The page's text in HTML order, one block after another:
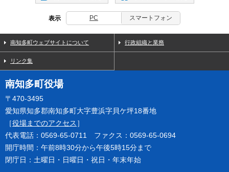
表示 PC スマートフォン
南知多町ウェブサイトについて 行政組織と業務
リンク集
南知多町役場
〒470-3495
愛知県知多郡南知多町大字豊浜字貝ケ坪18番地
［役場までのアクセス ］
代表電話：0569-65-0711 ファクス：0569-65-0694
開庁時間：午前8時30分から午後5時15分まで
閉庁日：土曜日・日曜日・祝日・年末年始